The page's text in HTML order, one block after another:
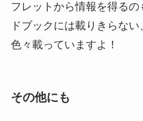
フレットから情報を得る
ドブックには載りきらな
色々載っていますよ！
その他にも